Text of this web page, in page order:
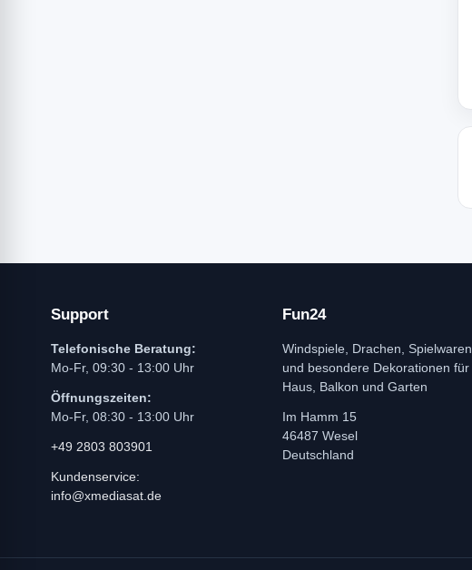
Support
Telefonische Beratung:
Mo-Fr, 09:30 - 13:00 Uhr
Öffnungszeiten:
Mo-Fr, 08:30 - 13:00 Uhr
+49 2803 803901
Kundenservice:
info@xmediasat.de
Fun24
Windspiele, Drachen, Spielwaren
und besondere Dekorationen für
Haus, Balkon und Garten
Im Hamm 15
46487 Wesel
Deutschland